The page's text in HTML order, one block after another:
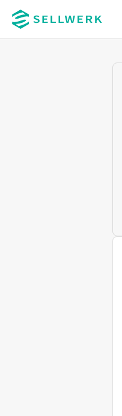
Zum Hauptinhalt